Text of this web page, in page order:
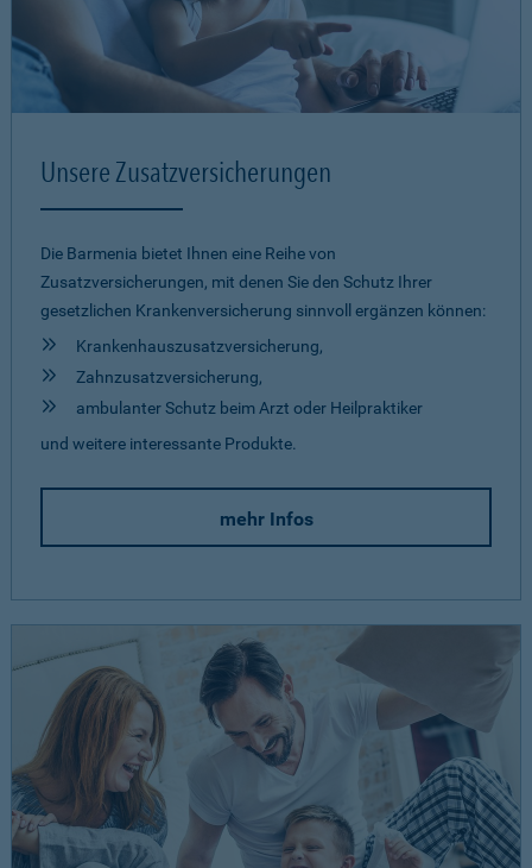
Unsere Zusatzversicherungen
Die Barmenia bietet Ihnen eine Reihe von
Zusatzversicherungen, mit denen Sie den Schutz Ihrer
gesetzlichen Krankenversicherung sinnvoll ergänzen können:
Krankenhauszusatzversicherung,
Zahnzusatzversicherung,
ambulanter Schutz beim Arzt oder Heilpraktiker
und weitere interessante Produkte.
mehr Infos